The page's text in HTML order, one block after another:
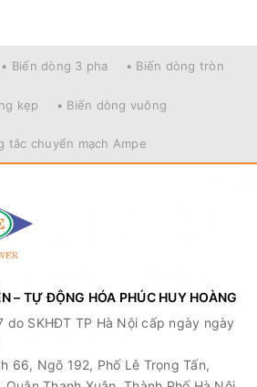
• Biến dòng 3 pha • Biến dòng tròn
kẹp • Biến dòng vuông
tắc chuyển mạch Ampe
– TỰ ĐỘNG HÓA PHÚC HUY HOÀNG
do SKHĐT TP Hà Nội cấp ngày ngày
66, Ngõ 192, Phố Lê Trọng Tấn,